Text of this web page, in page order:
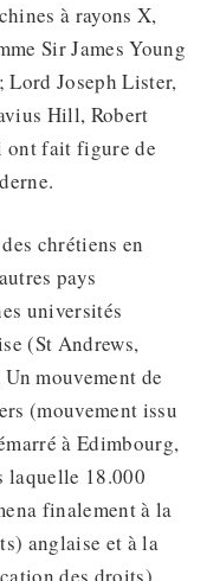
à rayons X,
Sir James Young
Lord Joseph Lister,
Hill, Robert
ont fait figure de
chrétiens en
pays
universités
(St Andrews,
mouvement de
(mouvement issu
à Edimbourg,
laquelle 18.000
finalement à la
anglaise et à la